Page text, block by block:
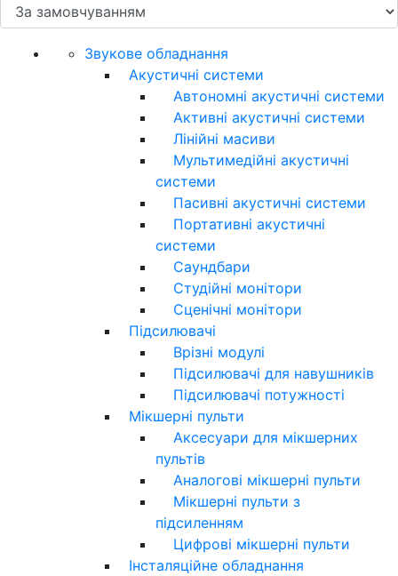
Звукове обладнання
Акустичні системи
Автономні акустичні системи
Активні акустичні системи
Лінійні масиви
Мультимедійні акустичні
системи
Пасивні акустичні системи
Портативні акустичні
системи
Саундбари
Студійні монітори
Сценічні монітори
Підсилювачі
Врізні модулі
Підсилювачі для навушників
Підсилювачі потужності
Мікшерні пульти
Аксесуари для мікшерних
пультів
Аналогові мікшерні пульти
Мікшерні пульти з
підсиленням
Цифрові мікшерні пульти
Інсталяційне обладнання